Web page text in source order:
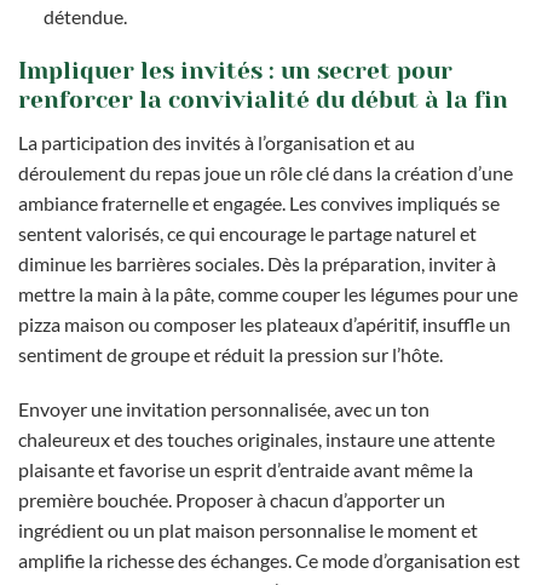
détendue.
Impliquer les invités : un secret pour
renforcer la convivialité du début à la fin
La participation des invités à l’organisation et au
déroulement du repas joue un rôle clé dans la création d’une
ambiance fraternelle et engagée. Les convives impliqués se
sentent valorisés, ce qui encourage le partage naturel et
diminue les barrières sociales. Dès la préparation, inviter à
mettre la main à la pâte, comme couper les légumes pour une
pizza maison ou composer les plateaux d’apéritif, insuffle un
sentiment de groupe et réduit la pression sur l’hôte.
Envoyer une invitation personnalisée, avec un ton
chaleureux et des touches originales, instaure une attente
plaisante et favorise un esprit d’entraide avant même la
première bouchée. Proposer à chacun d’apporter un
ingrédient ou un plat maison personnalise le moment et
amplifie la richesse des échanges. Ce mode d’organisation est